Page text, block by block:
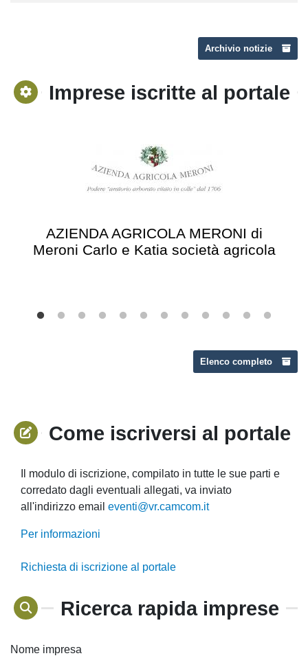
Archivio notizie
Imprese iscritte al portale
AZIENDA AGRICOLA MERONI di
Meroni Carlo e Katia società agricola
Elenco completo
Come iscriversi al portale
Il modulo di iscrizione, compilato in tutte le sue parti e
corredato dagli eventuali allegati, va inviato
all'indirizzo email eventi@vr.camcom.it
Per informazioni
Richiesta di iscrizione al portale
Ricerca rapida imprese
Nome impresa